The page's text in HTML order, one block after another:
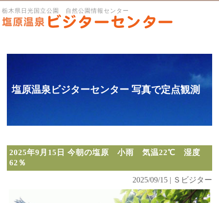
栃木県日光国立公園 自然公園情報センター
塩原温泉ビジターセンター 写真で定点観測
2025年9月15日 今朝の塩原 小雨 気温22℃ 湿度
62％
2025/09/15 | Ｓビジター